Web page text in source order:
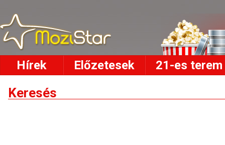
Hírek Előzetesek 21-es terem
Keresés